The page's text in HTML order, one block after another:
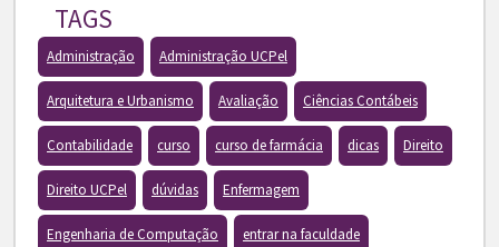
TAGS
Administração Administração UCPel
Arquitetura e Urbanismo Avaliação Ciências Contábeis
Contabilidade curso curso de farmácia dicas Direito
Direito UCPel dúvidas Enfermagem
Engenharia de Computação entrar na faculdade